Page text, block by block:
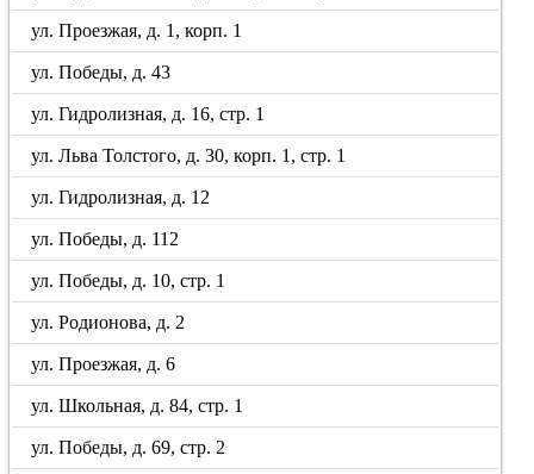
ул. Проезжая, д. 1, корп. 1
ул. Победы, д. 43
ул. Гидролизная, д. 16, стр. 1
ул. Льва Толстого, д. 30, корп. 1, стр. 1
ул. Гидролизная, д. 12
ул. Победы, д. 112
ул. Победы, д. 10, стр. 1
ул. Родионова, д. 2
ул. Проезжая, д. 6
ул. Школьная, д. 84, стр. 1
ул. Победы, д. 69, стр. 2